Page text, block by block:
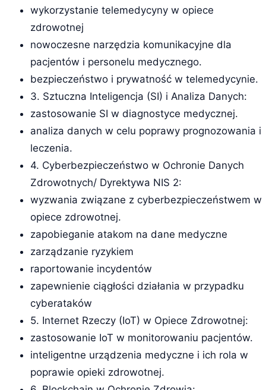
wykorzystanie telemedycyny w opiece
zdrowotnej
nowoczesne narzędzia komunikacyjne dla
pacjentów i personelu medycznego.
bezpieczeństwo i prywatność w telemedycynie.
3. Sztuczna Inteligencja (SI) i Analiza Danych:
zastosowanie SI w diagnostyce medycznej.
analiza danych w celu poprawy prognozowania i
leczenia.
4. Cyberbezpieczeństwo w Ochronie Danych
Zdrowotnych/ Dyrektywa NIS 2:
wyzwania związane z cyberbezpieczeństwem w
opiece zdrowotnej.
zapobieganie atakom na dane medyczne
zarządzanie ryzykiem
raportowanie incydentów
zapewnienie ciągłości działania w przypadku
cyberataków
5. Internet Rzeczy (IoT) w Opiece Zdrowotnej:
zastosowanie IoT w monitorowaniu pacjentów.
inteligentne urządzenia medyczne i ich rola w
poprawie opieki zdrowotnej.